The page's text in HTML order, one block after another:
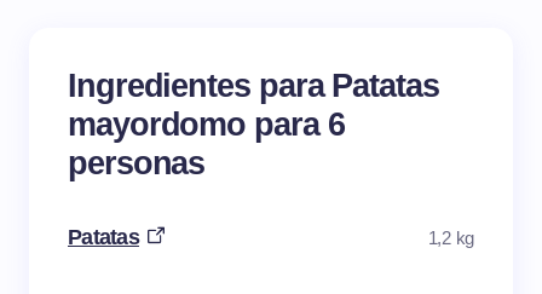
Ingredientes para Patatas
mayordomo para 6
personas
Patatas 1,2 kg